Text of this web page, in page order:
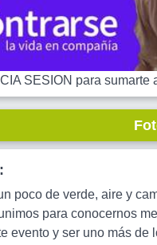
SESION para
poco de verde, aire y
para conocernos
evento y ser uno más de